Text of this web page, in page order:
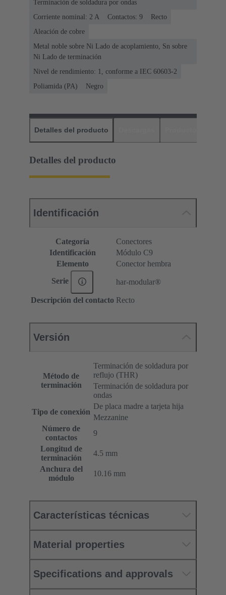
Terminación de soldadura por ondas
Corriente nominal: ‌2 A
Contactos: 9
Recto
Aleación de cobre
Metal noble sobre Ni Lado de acoplamiento, Sn sobre
Ni Lado de terminación
Nivel de rendimiento: 1, conforme a IEC 60603-2
Poliamida (PA)
Negro
Detalles del producto
Detalles del producto
Identificación
Categoría
Conectores
Identificación
Módulo C9
Elemento
Conector hembra
Serie har-modular®
Descripción del contacto Recto
Versión
Método de
terminación
Terminación de soldadura por
reflujo (THR)
Terminación de soldadura por
ondas
Tipo de conexión
De placa madre a tarjeta hija
Mezzanine
Número de
contactos
9
Longitud de
terminación
4.5 mm
Anchura del
módulo
10.16 mm
Características técnicas
Material properties
Specifications and approvals